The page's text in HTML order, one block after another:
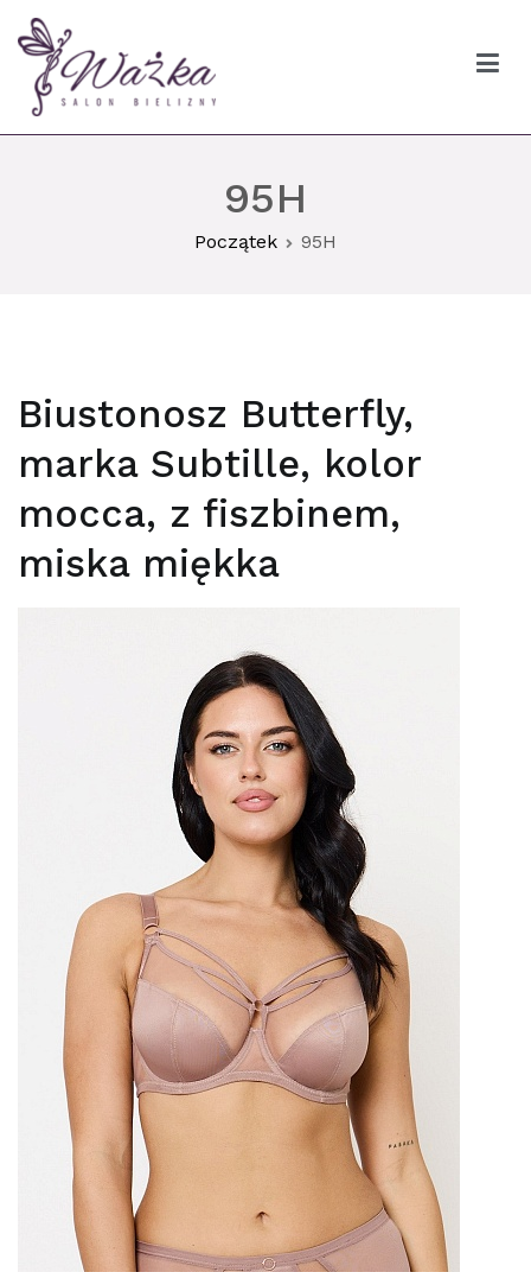
Przejdź
do
treści
Ważka biustonosze Gdańsk
95H
Początek 95H
Biustonosz Butterfly,
marka Subtille, kolor
mocca, z fiszbinem,
miska miękka